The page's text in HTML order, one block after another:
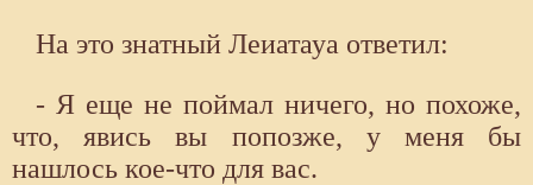
На это знатный Леиатауа ответил:
- Я еще не поймал ничего, но похоже,
что, явись вы попозже, у меня бы
нашлось кое-что для вас.